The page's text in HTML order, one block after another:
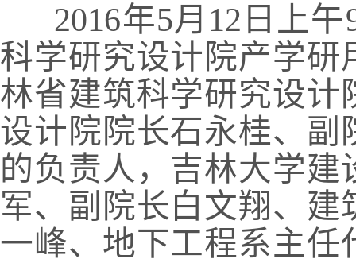
2016年5月12日上
科学研究设计院产学
林省建筑科学研究设
设计院院长石永桂、
的负责人，吉林大学
军、副院长白文翔、
一峰、地下工程系主